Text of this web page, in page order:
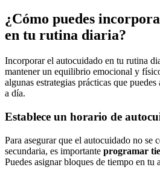
¿Cómo puedes
en tu rutina diaria?
Incorporar el autocuidado en tu rutina diaria es esencial para
mantener un equilibrio emocional y
algunas estrategias prácticas que
a día.
Establece un horario de
Para asegurar que el autocuidado no se
secundaria, es importante programar
Puedes asignar bloques de tiempo en tu